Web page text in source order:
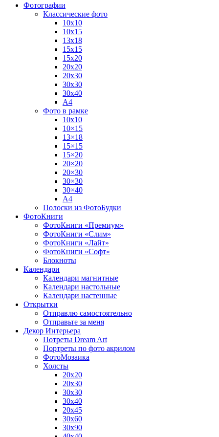
Фотографии
Классические фото
10х10
10х15
13х18
15х15
15х20
20х20
20х30
30х30
30х40
А4
Фото в рамке
10х10
10×15
13×18
15×15
15×20
20×20
20×30
30×30
30×40
A4
Полоски из ФотоБудки
ФотоКниги
ФотоКниги «Премиум»
ФотоКниги «Слим»
ФотоКниги «Лайт»
ФотоКниги «Софт»
Блокноты
Календари
Календари магнитные
Календари настольные
Календари настенные
Открытки
Отправлю самостоятельно
Отправьте за меня
Декор Интерьера
Потреты Dream Art
Портреты по фото акрилом
ФотоМозаика
Холсты
20х20
20х30
30х30
30х40
20х45
30х60
30х90